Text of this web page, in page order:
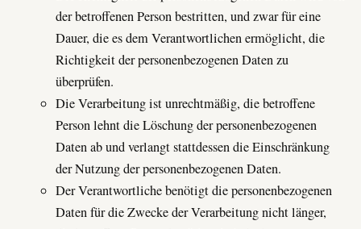
der betroffenen Person bestritten, und zwar für eine
Dauer, die es dem Verantwortlichen ermöglicht, die
Richtigkeit der personenbezogenen Daten zu
überprüfen.
Die Verarbeitung ist unrechtmäßig, die betroffene
Person lehnt die Löschung der personenbezogenen
Daten ab und verlangt stattdessen die Einschränkung
der Nutzung der personenbezogenen Daten.
Der Verantwortliche benötigt die personenbezogenen
Daten für die Zwecke der Verarbeitung nicht länger,